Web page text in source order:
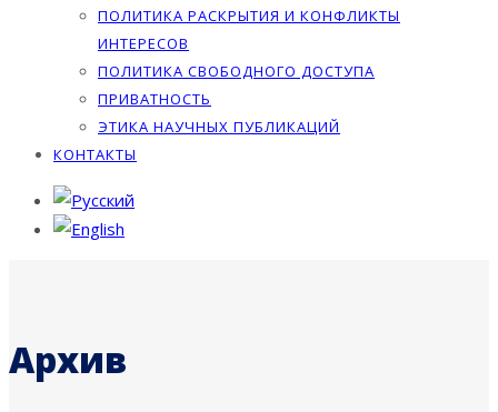
ПОЛИТИКА РАСКРЫТИЯ И КОНФЛИКТЫ
ИНТЕРЕСОВ
ПОЛИТИКА СВОБОДНОГО ДОСТУПА
ПРИВАТНОСТЬ
ЭТИКА НАУЧНЫХ ПУБЛИКАЦИЙ
КОНТАКТЫ
Архив